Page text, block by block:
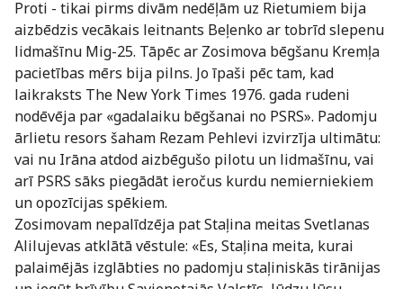
Proti - tikai pirms divām nedēļām uz Rietumiem bija
aizbēdzis vecākais leitnants Beļenko ar tobrīd slepenu
lidmašīnu Mig-25. Tāpēc ar Zosimova bēgšanu Kremļa
pacietības mērs bija pilns. Jo īpaši pēc tam, kad
laikraksts The New York Times 1976. gada rudeni
nodēvēja par «gadalaiku bēgšanai no PSRS». Padomju
ārlietu resors šaham Rezam Pehlevi izvirzīja ultimātu:
vai nu Irāna atdod aizbēgušo pilotu un lidmašīnu, vai
arī PSRS sāks piegādāt ieročus kurdu nemierniekiem
un opozīcijas spēkiem.
Zosimovam nepalīdzēja pat Staļina meitas Svetlanas
Alilujevas atklātā vēstule: «Es, Staļina meita, kurai
palaimējās izglābties no padomju staļiniskās tirānijas